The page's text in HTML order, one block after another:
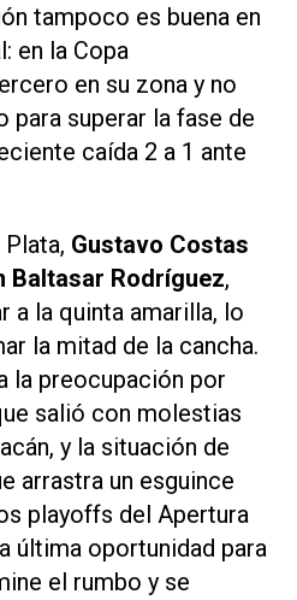
tampoco es buena en
en la Copa
en su zona y no
para superar la fase de
caída 2 a 1 ante
Gustavo Costas
Baltasar Rodríguez,
a la quinta amarilla, lo
la mitad de la cancha.
la preocupación por
salió con molestias
y la situación de
arrastra un esguince
playoffs del Apertura
última oportunidad para
el rumbo y se